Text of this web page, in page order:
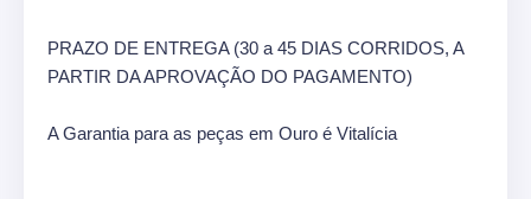
PRAZO DE ENTREGA (30 a 45 DIAS CORRIDOS, A
PARTIR DA APROVAÇÃO DO PAGAMENTO)
A Garantia para as peças em Ouro é Vitalícia